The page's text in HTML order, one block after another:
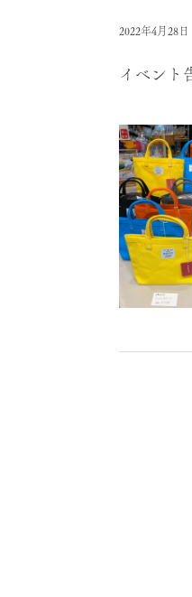
2022年4月28日
イベント